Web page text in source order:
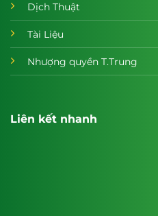
Dịch Thuật
Tài Liệu
Nhượng quyền T.Trung
Liên kết nhanh